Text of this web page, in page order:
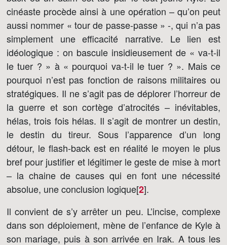
cinéaste procède ainsi à une opération – qu’on peut
aussi nommer « tour de passe-passe » -, qui n’a pas
simplement une efficacité narrative. Le lien est
idéologique : on bascule insidieusement de « va-t-il
le tuer ? » à « pourquoi va-t-il le tuer ? ». Mais ce
pourquoi n’est pas fonction de raisons militaires ou
stratégiques. Il ne s’agit pas de déplorer l’horreur de
la guerre et son cortège d’atrocités – inévitables,
hélas, trois fois hélas. Il s’agit de montrer un destin,
le destin du tireur. Sous l’apparence d’un long
détour, le flash-back est en réalité le moyen le plus
bref pour justifier et légitimer le geste de mise à mort
– la chaine de causes qui en font une nécessité
absolue, une conclusion logique[2].
Il convient de s’y arrêter un peu. L’incise, complexe
dans son déploiement, mène de l’enfance de Kyle à
son mariage, puis à son arrivée en Irak. A tous les